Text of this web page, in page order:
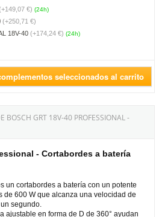
€) (24h)
(+250,71 €)
18V-40 (+174,24 €) (24h)
seleccionados al carrito
BOSCH GRT 18V-40 PROFESSIONAL -
- Cortabordes a batería
un cortabordes a batería con un potente
de 600 W que alcanza una velocidad de
segundo.
ajustable en forma de D de 360° ayudan